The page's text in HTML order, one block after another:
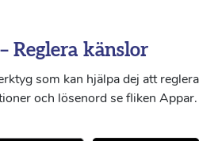
Reglera känslor
som kan hjälpa dej att reglera
och lösenord se fliken Appar.